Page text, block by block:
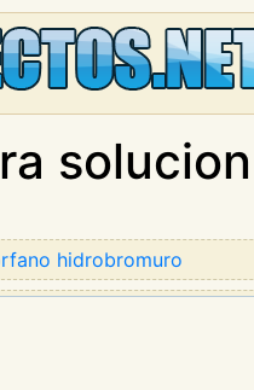
hidrobromuro